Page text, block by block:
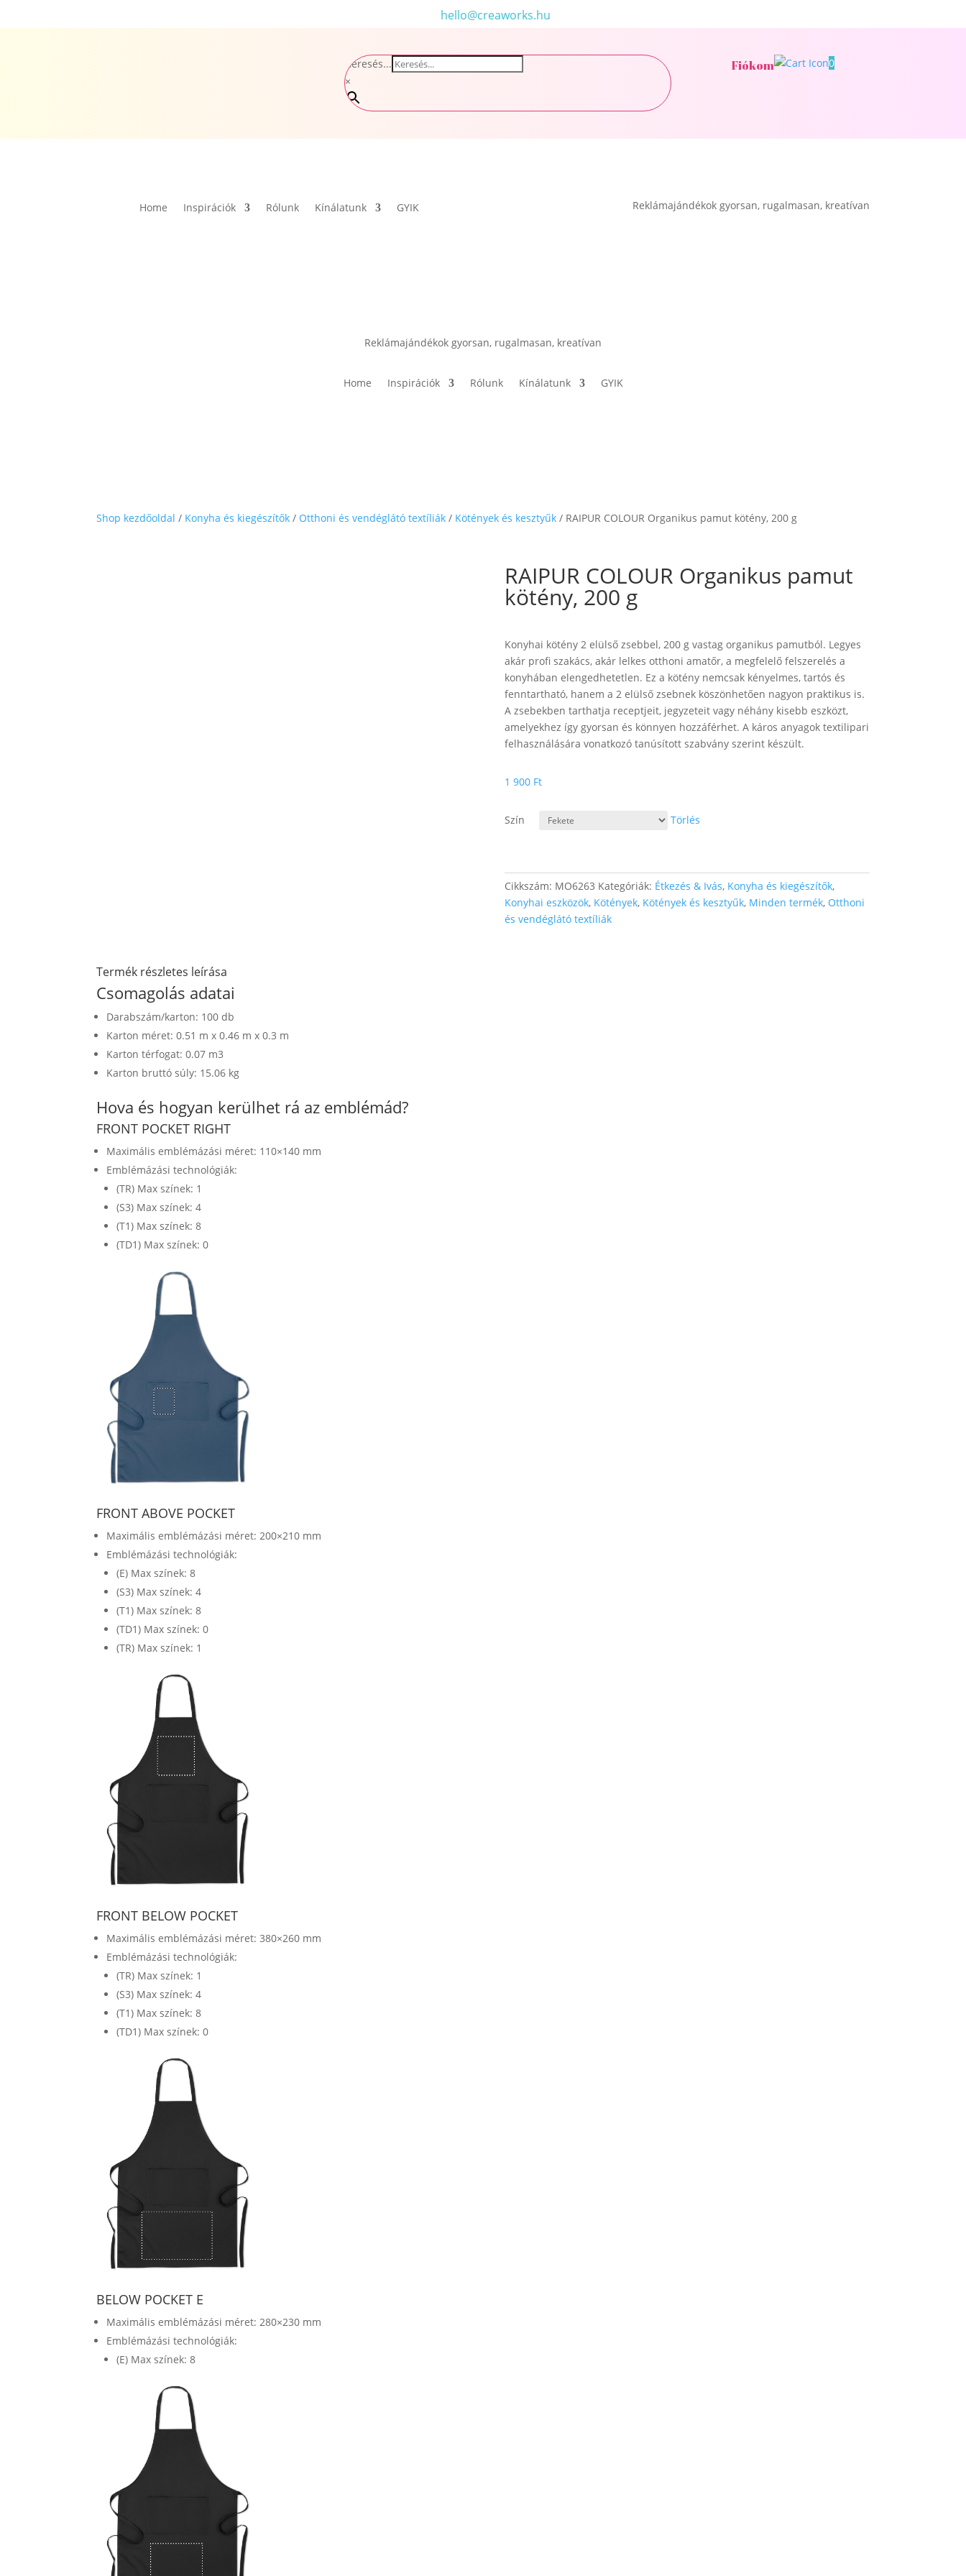
hello@creaworks.hu
Keresés...
×
Fiókom 0
Home Inspirációk Rólunk Kínálatunk GYIK Reklámajándékok gyorsan, rugalmasan, kreatívan
Reklámajándékok gyorsan, rugalmasan, kreatívan
Home Inspirációk Rólunk Kínálatunk GYIK
Shop kezdőoldal / Konyha és kiegészítők / Otthoni és vendéglátó textíliák / Kötények és kesztyűk / RAIPUR COLOUR Organikus pamut kötény, 200 g
RAIPUR COLOUR Organikus pamut
kötény, 200 g
Konyhai kötény 2 elülső zsebbel, 200 g vastag organikus pamutból. Legyes
akár profi szakács, akár lelkes otthoni amatőr, a megfelelő felszerelés a
konyhában elengedhetetlen. Ez a kötény nemcsak kényelmes, tartós és
fenntartható, hanem a 2 elülső zsebnek köszönhetően nagyon praktikus is.
A zsebekben tarthatja receptjeit, jegyzeteit vagy néhány kisebb eszközt,
amelyekhez így gyorsan és könnyen hozzáférhet. A káros anyagok textilipari
felhasználására vonatkozó tanúsított szabvány szerint készült.
1 900 Ft
Szín Törlés
Cikkszám: MO6263 Kategóriák: Étkezés & Ivás, Konyha és kiegészítők,
Konyhai eszközök, Kötények, Kötények és kesztyűk, Minden termék, Otthoni
és vendéglátó textíliák
Termék részletes leírása
Csomagolás adatai
Darabszám/karton: 100 db
Karton méret: 0.51 m x 0.46 m x 0.3 m
Karton térfogat: 0.07 m3
Karton bruttó súly: 15.06 kg
Hova és hogyan kerülhet rá az emblémád?
FRONT POCKET RIGHT
Maximális emblémázási méret: 110×140 mm
Emblémázási technológiák:
(TR) Max színek: 1
(S3) Max színek: 4
(T1) Max színek: 8
(TD1) Max színek: 0
FRONT ABOVE POCKET
Maximális emblémázási méret: 200×210 mm
Emblémázási technológiák:
(E) Max színek: 8
(S3) Max színek: 4
(T1) Max színek: 8
(TD1) Max színek: 0
(TR) Max színek: 1
FRONT BELOW POCKET
Maximális emblémázási méret: 380×260 mm
Emblémázási technológiák:
(TR) Max színek: 1
(S3) Max színek: 4
(T1) Max színek: 8
(TD1) Max színek: 0
BELOW POCKET E
Maximális emblémázási méret: 280×230 mm
Emblémázási technológiák:
(E) Max színek: 8